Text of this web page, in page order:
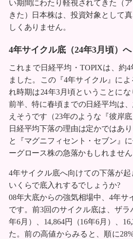
い期間にわたり軽視されてきた（
きた）日本株は、投資対象として
しくありません。
4年サイクル底（24年3月頃）へ
これまで日経平均・TOPIXは、約
ました。この『4年サイクル』に
れ時期は24年3月頃ということに
前半、特に春頃までの日経平均は
えそうです（23年のような『彼岸
日経平均下落の理由は定かではあ
と『マグニフィセント・セブン』
ーグロース株の急落かもしれません
4年サイクル底へ向けての下落が
いくらで底入れするでしょうか?
08年大底からの強気相場中、4年サ
です。前3回のサイクル底は、ザラ
年6月）、14,864円（16年6月）、
た。前の高値からみると、順に